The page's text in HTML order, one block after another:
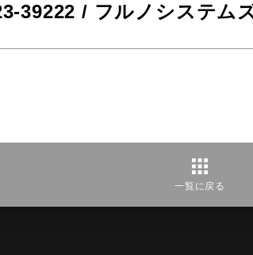
39222 / フルノシステム
一覧に戻る